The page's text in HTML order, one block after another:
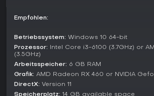
77 und ein User-Score von 7.9 auf
Version - ein Spiegelbild der positiven
Charakterentwicklung und emotionale
Empfohlen:
Betriebssystem: Windows 10 64-bit
Prozessor: Intel Core i3-6100 (3.7GHz) or
(3.5GHz)
Arbeitsspeicher: 6 GB RAM
Grafik: AMD Radeon RX 460 or NVIDIA
DirectX: Version 11
Speicherplatz: 14 GB available space